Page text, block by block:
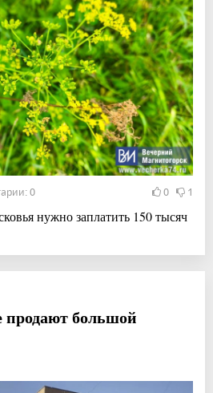
0 0 1
нужно заплатить 150 тысяч
продают большой